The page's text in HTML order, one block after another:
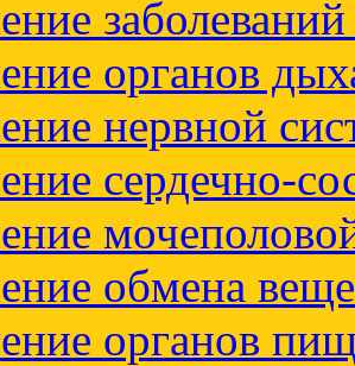
органов
нервной
сердечно-
обмена
органов